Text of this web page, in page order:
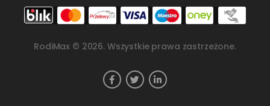
RodiMax © 2026. Wszystkie prawa zastrzeżone.